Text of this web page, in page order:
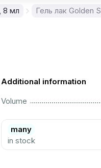
8 мл Гель лак Golden
Additional information
Volume
many
in stock